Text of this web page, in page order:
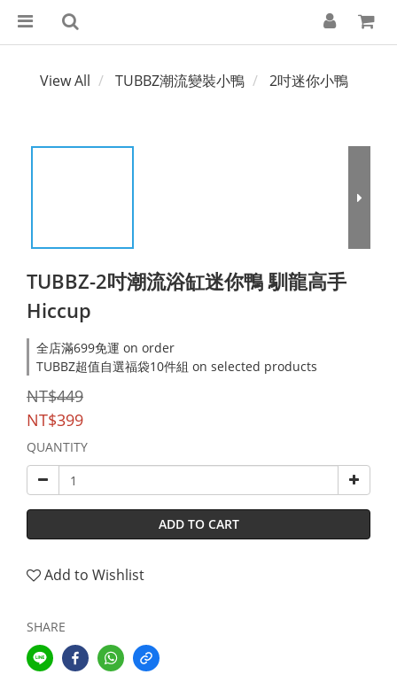
View All TUBBZ潮流變裝小鴨 2吋迷你小鴨
TUBBZ-2吋潮流浴缸迷你鴨 馴龍高手
Hiccup
全店滿699免運 on order
TUBBZ超值自選福袋10件組 on selected products
NT$449
NT$399
QUANTITY
ADD TO CART
Add to Wishlist
SHARE